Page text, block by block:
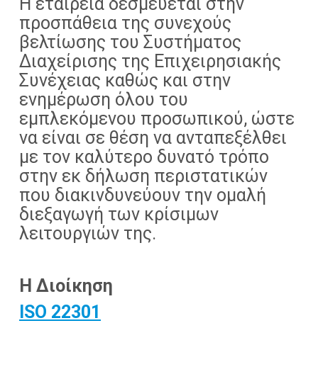
προσπάθεια της συνεχούς
βελτίωσης του Συστήματος
Διαχείρισης της Επιχειρησιακής
Συνέχειας καθώς και στην
ενημέρωση όλου του
εμπλεκόμενου προσωπικού, ώστε
να είναι σε θέση να ανταπεξέλθει
με τον καλύτερο δυνατό τρόπο
στην εκ δήλωση περιστατικών
που διακινδυνεύουν την ομαλή
διεξαγωγή των κρίσιμων
λειτουργιών της.
Η Διοίκηση
ISO 22301